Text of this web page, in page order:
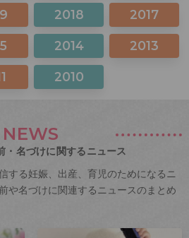
2018 2017
2014 2013
2010
NEWS
・名づけに関するニュース
する妊娠、出産、育児のためになるニ
や名づけに関連するニュースのまとめ